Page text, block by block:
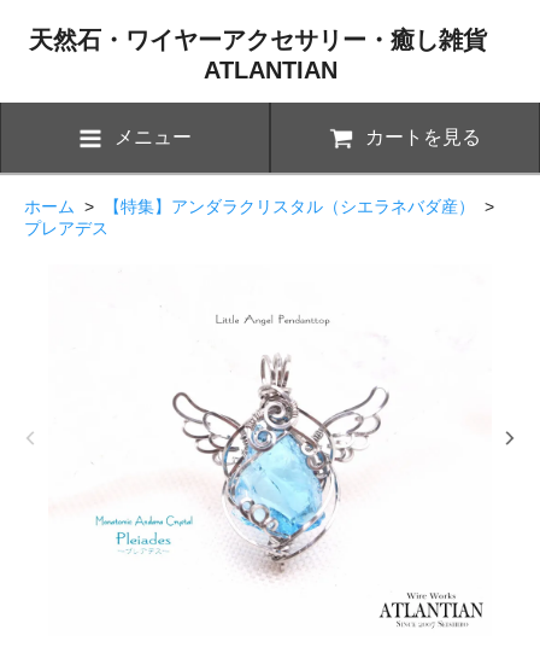
天然石・ワイヤーアクセサリー・癒し雑貨
ATLANTIAN
メニュー カートを見る
ホーム > 【特集】アンダラクリスタル（シエラネバダ産）
>
プレアデス